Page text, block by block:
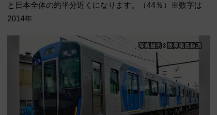
と日本全体の約半分近くになります。（44％）※数字は
2014年